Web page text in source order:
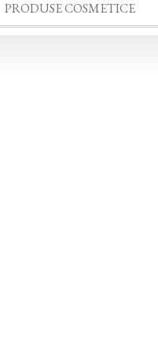
PRODUSE COSMETICE